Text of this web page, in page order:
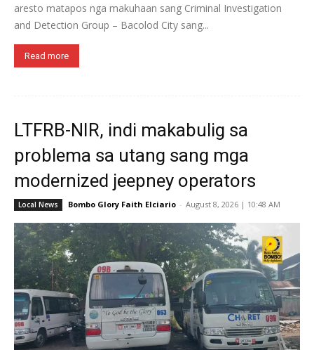
aresto matapos nga makuhaan sang Criminal Investigation
and Detection Group – Bacolod City sang...
Read more
LTFRB-NIR, indi makabulig sa
problema sa utang sang mga
modernized jeepney operators
Local News Bombo Glory Faith Elciario - August 8, 2026 | 10:48 AM